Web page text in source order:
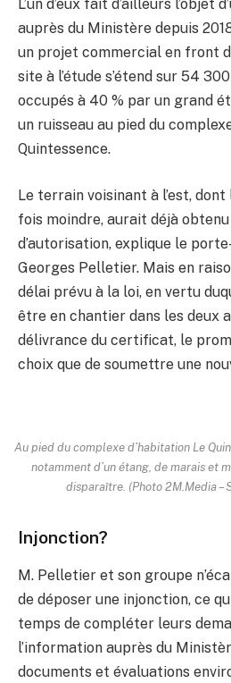
L’un d’eux fait d’ailleurs l’objet
auprès du Ministère depuis
un projet commercial en front
site à l’étude s’étend sur 54
occupés à 40 % par un grand
un ruisseau au pied du
Quintessence.
Le terrain voisinant à l’est,
fois moindre, aurait déjà
d’autorisation, explique le
Georges Pelletier. Mais en
délai prévu à la loi, en vertu
être en chantier dans les deux
délivrance du certificat, le
choix que de soumettre une
Au pied du complexe d’habitation Le
notamment d’un étang, de marais et
disparaître. (Photo 2M.Media –
Injonction?
M. Pelletier et son groupe
de déposer une injonction, ce
temps de compléter leurs
l’information auprès du
documents et évaluations